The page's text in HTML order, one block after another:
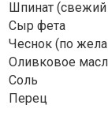
Шпинат
Сыр фета
Чеснок (по
Оливковое
Соль
Перец